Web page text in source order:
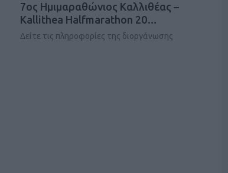
7ος Ημιμαραθώνιος Καλλιθέας –
Kallithea Halfmarathon 20…
Δείτε τις πληροφορίες της διοργάνωσης